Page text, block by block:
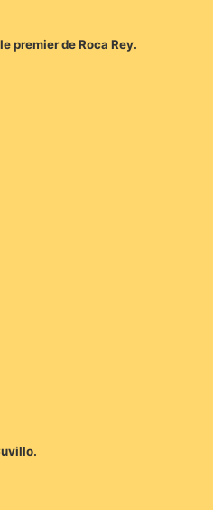
premier de Roca Rey.